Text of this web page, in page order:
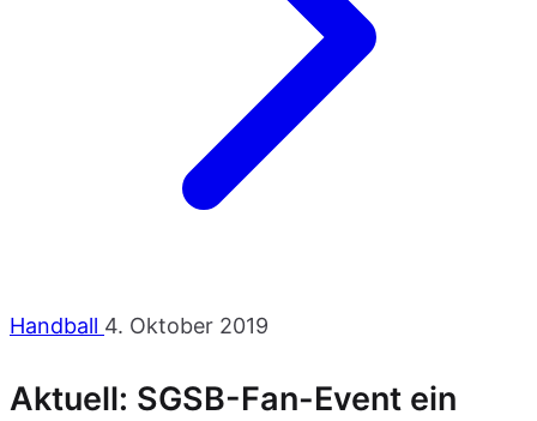
Handball 4. Oktober 2019
Aktuell: SGSB-Fan-Event ein